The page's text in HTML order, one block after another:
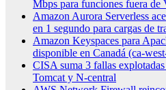
Mbps para funciones fuera de
Amazon Aurora Serverless
en 1 segundo para cargas de
Amazon Keyspaces para
disponible en Canadá (ca-
CISA suma 3 fallas
Tomcat y N-central